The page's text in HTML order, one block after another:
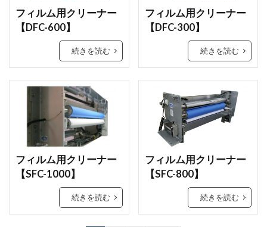
フィルム用クリーナー
【DFC-600】
続きを読む
フィルム用クリーナー
【DFC-300】
続きを読む
フィルム用クリーナー
【SFC-1000】
続きを読む
フィルム用クリーナー
【SFC-800】
続きを読む